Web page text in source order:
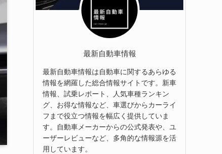
最新自動車情報
最新自動車情報は自動車に関するあらゆる
情報を網羅した総合情報サイトです。新車
情報、試乗レポート、人気車種ランキン
グ、お得な情報など、車選びからカーライ
フまで役立つ情報を幅広く提供していま
す。自動車メーカーからの公式発表や、ユ
ーザーレビューなど、多角的な情報源を活
用しています。